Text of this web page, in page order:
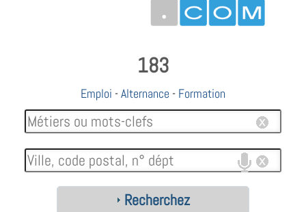
183
Emploi -Alternance - Formation
Recherchez